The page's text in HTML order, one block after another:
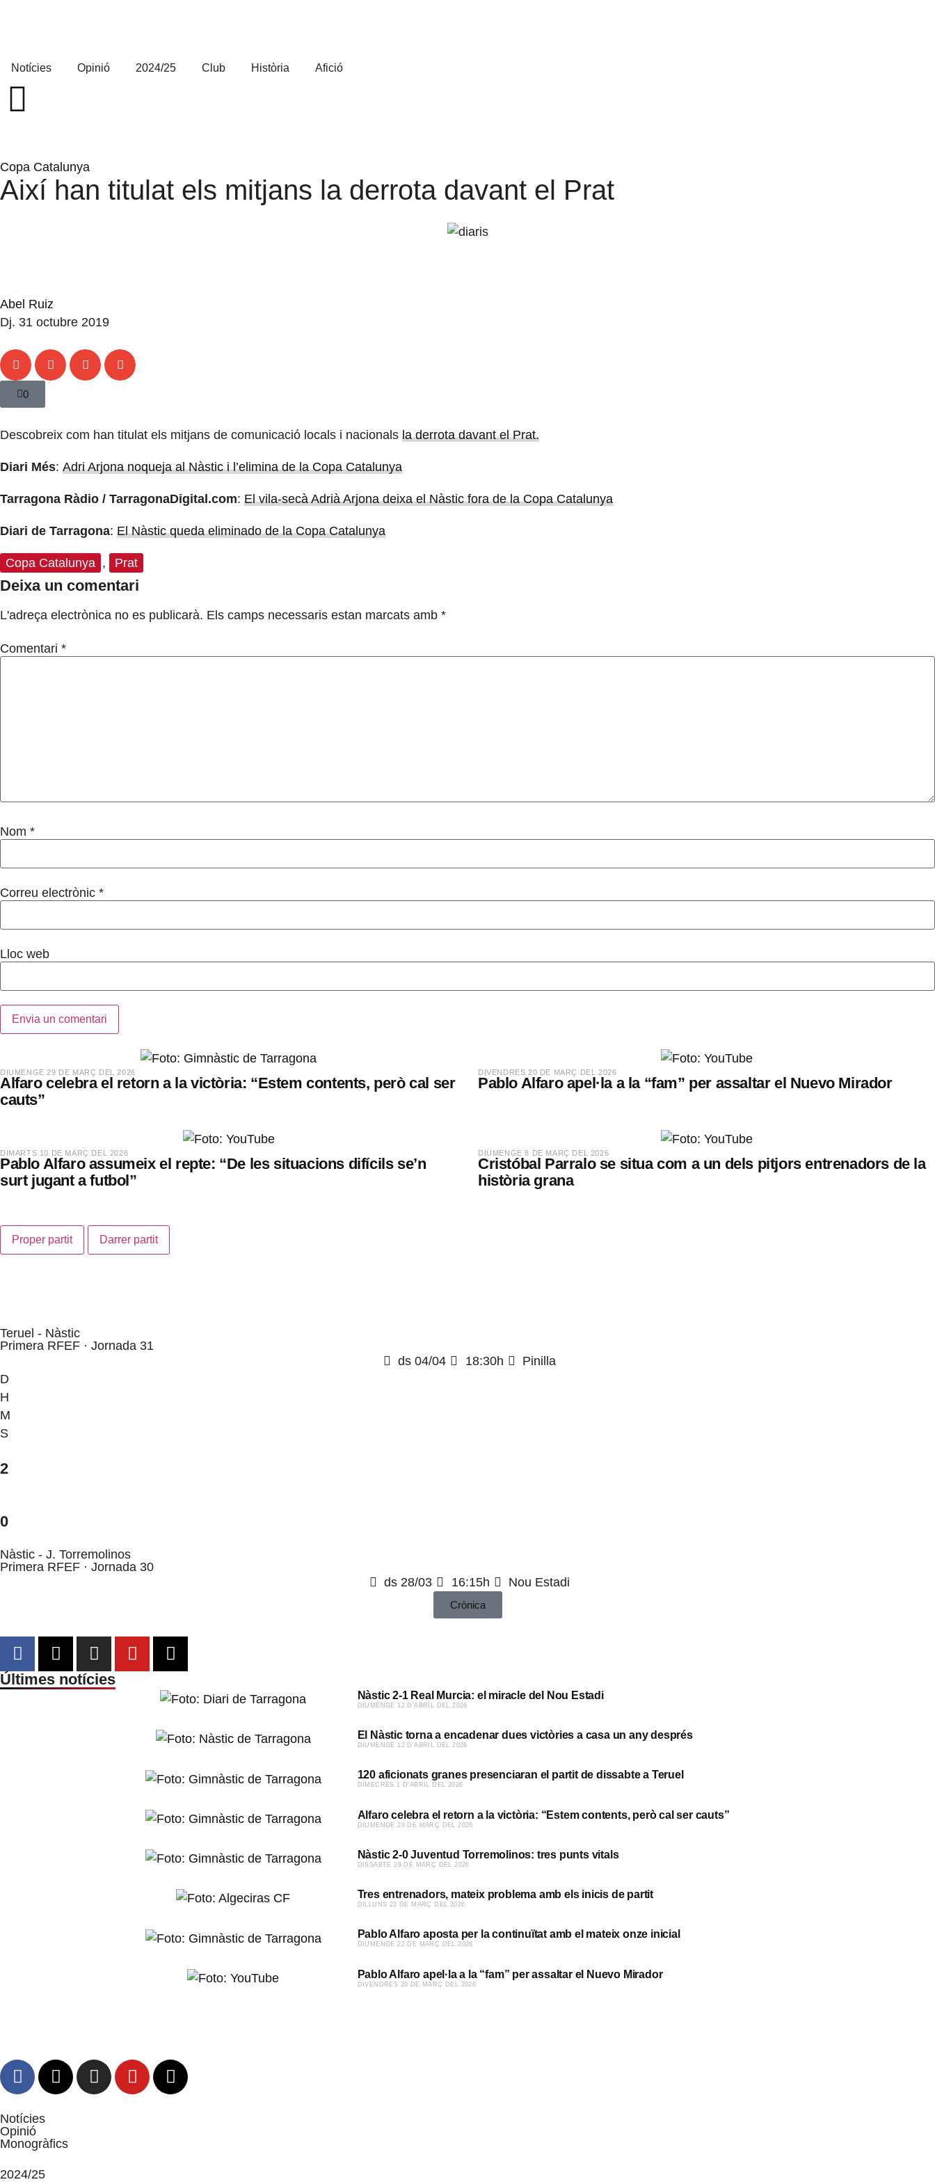
Notícies Opinió 2024/25 Club Història Afició
Copa Catalunya
Així han titulat els mitjans la derrota davant el Prat
Abel Ruiz
Dj. 31 octubre 2019
0
Descobreix com han titulat els mitjans de comunicació locals i nacionals la derrota davant el Prat.
Diari Més: Adri Arjona noqueja al Nàstic i l’elimina de la Copa Catalunya
Tarragona Ràdio / TarragonaDigital.com: El vila-secà Adrià Arjona deixa el Nàstic fora de la Copa Catalunya
Diari de Tarragona: El Nàstic queda eliminado de la Copa Catalunya
Copa Catalunya , Prat
Deixa un comentari
L'adreça electrònica no es publicarà. Els camps necessaris estan marcats amb *
Comentari *
Nom *
Correu electrònic *
Lloc web
​DIUMENGE 29 DE MARÇ DEL 2026
Alfaro celebra el retorn a la victòria: “Estem contents, però cal ser
cauts”
​DIVENDRES 20 DE MARÇ DEL 2026
Pablo Alfaro apel·la a la “fam” per assaltar el Nuevo Mirador
​DIMARTS 10 DE MARÇ DEL 2026
Pablo Alfaro assumeix el repte: “De les situacions difícils se’n
surt jugant a futbol”
​DIUMENGE 8 DE MARÇ DEL 2026
Cristóbal Parralo se situa com a un dels pitjors entrenadors de la
història grana
Proper partit Darrer partit
Teruel - Nàstic
Primera RFEF · Jornada 31
ds 04/04
18:30h
Pinilla
D
H
M
S
2
0
Nàstic - J. Torremolinos
Primera RFEF · Jornada 30
ds 28/03
16:15h Nou Estadi
Crònica
Últimes notícies
Nàstic 2-1 Real Murcia: el miracle del Nou Estadi
​DIUMENGE 12 D'ABRIL DEL 2026
El Nàstic torna a encadenar dues victòries a casa un any després
​DIUMENGE 12 D'ABRIL DEL 2026
120 aficionats granes presenciaran el partit de dissabte a Teruel
​DIMECRES 1 D'ABRIL DEL 2026
Alfaro celebra el retorn a la victòria: “Estem contents, però cal ser cauts”
​DIUMENGE 29 DE MARÇ DEL 2026
Nàstic 2-0 Juventud Torremolinos: tres punts vitals
​DISSABTE 28 DE MARÇ DEL 2026
Tres entrenadors, mateix problema amb els inicis de partit
​DILLUNS 23 DE MARÇ DEL 2026
Pablo Alfaro aposta per la continuïtat amb el mateix onze inicial
​DIUMENGE 22 DE MARÇ DEL 2026
Pablo Alfaro apel·la a la “fam” per assaltar el Nuevo Mirador
​DIVENDRES 20 DE MARÇ DEL 2026
Notícies
Opinió
Monogràfics
2024/25